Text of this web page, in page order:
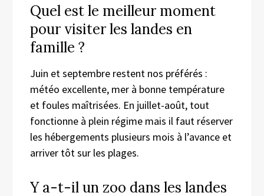
Quel est le meilleur moment
pour visiter les landes en
famille ?
Juin et septembre restent nos préférés :
météo excellente, mer à bonne température
et foules maîtrisées. En juillet-août, tout
fonctionne à plein régime mais il faut réserver
les hébergements plusieurs mois à l’avance et
arriver tôt sur les plages.
Y a-t-il un zoo dans les landes